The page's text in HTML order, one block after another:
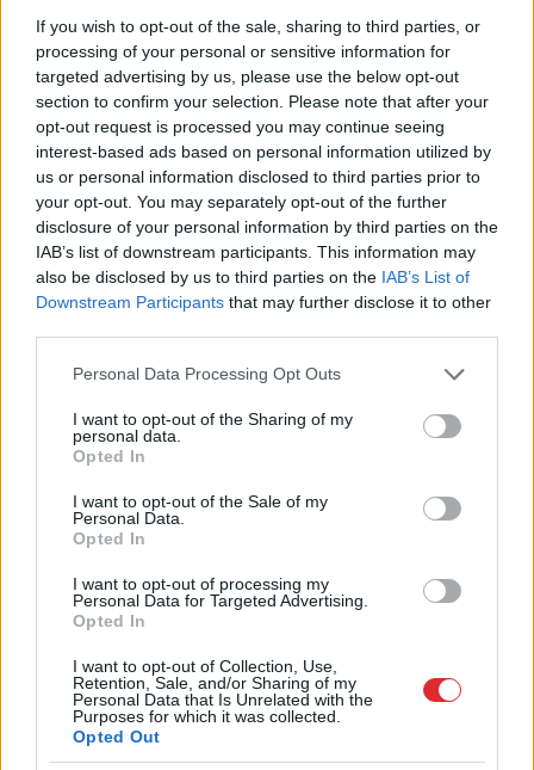
If you wish to opt-out of the sale, sharing to third parties, or
processing of your personal or sensitive information for
targeted advertising by us, please use the below opt-out
section to confirm your selection. Please note that after your
opt-out request is processed you may continue seeing
interest-based ads based on personal information utilized by
us or personal information disclosed to third parties prior to
your opt-out. You may separately opt-out of the further
disclosure of your personal information by third parties on the
IAB’s list of downstream participants. This information may
also be disclosed by us to third parties on the IAB’s List of
Downstream Participants that may further disclose it to other
Please note that this website/app uses one or more Google
not limited to your visit or usage behaviour. You may click to
grant or deny consent to Google and its third-party tags to
use your data for below specified purposes in below Google
consent section.
Personal Data Processing Opt Outs
I want to opt-out of the Sharing of my
personal data.
Opted In
I want to opt-out of the Sale of my
Personal Data.
Opted In
I want to opt-out of processing my
Personal Data for Targeted Advertising.
Opted In
I want to opt-out of Collection, Use,
Retention, Sale, and/or Sharing of my
Personal Data that Is Unrelated with the
Purposes for which it was collected.
Opted Out
liekus cilvēkus “LDz” neturēs, kas ir loģiski. Pašā
“LDz” šādu strādājošo neesot daudz, taču ir SIA
“LDz Cargo” un SIA “Ritošā sastāva serviss” gan
tādi ir.
“Tomēr nedrīkstam aizmirst, ka šīs strādājošo
kategorijas neietilpst infrastruktūras uzturēšanas
izmaksās, ko kompensē no valsts budžeta. Līdz ar
to nekādu ekonomiju šo pozīciju īsināšana valsts
budžetam nedos.
Jebkurā gadījumā līdz šim dzirdētie 600 vai pat
2000 strādājošo samazināšanas cipari nav īsti
adekvāti, sevišķi, ja runa ir tikai par “LDz”
strādājošajiem. Par meitas uzņēmumos
strādājošajiem satiksmes ministram nebūtu
jāuztraucas, jo tas nekā neietilpst viņa
kompetencē, pēc būtības būtu pareizi runāt par
Runājot par izmaksām, gribētu tomēr atgādināt, ka
koncerna pārvaldīšanā, piemēram, salīdzinot 2020.